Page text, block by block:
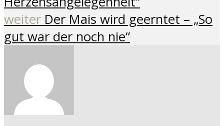
weiter Der Mais wird geerntet – „So
gut war der noch nie“